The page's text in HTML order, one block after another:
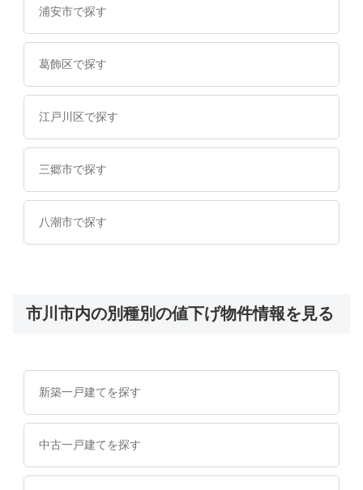
浦安市で探す
葛飾区で探す
江戸川区で探す
三郷市で探す
八潮市で探す
市川市内の別種別の値下げ物件情報を見る
新築一戸建てを探す
中古一戸建てを探す